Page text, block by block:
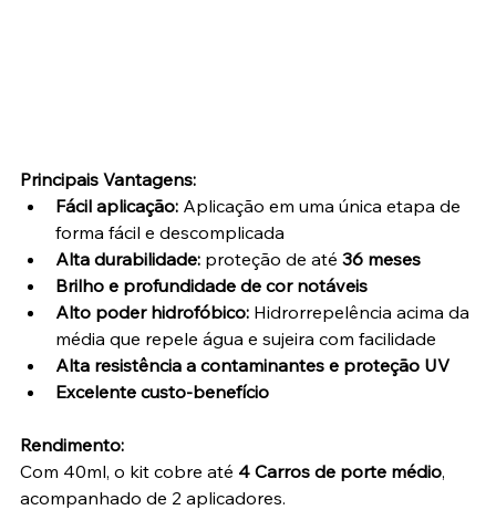
Principais Vantagens:
Fácil aplicação: Aplicação em uma única etapa de
forma fácil e descomplicada
Alta durabilidade: proteção de até 36 meses
Brilho e profundidade de cor notáveis
Alto poder hidrofóbico: Hidrorrepelência acima da
média que repele água e sujeira com facilidade
Alta resistência a contaminantes e proteção UV
Excelente custo-benefício
Rendimento:
Com 40ml, o kit cobre até 4 Carros de porte médio,
acompanhado de 2 aplicadores.